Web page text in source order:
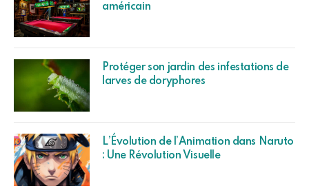
américain
Protéger son jardin des infestations de
larves de doryphores
L’Évolution de l’Animation dans Naruto
: Une Révolution Visuelle